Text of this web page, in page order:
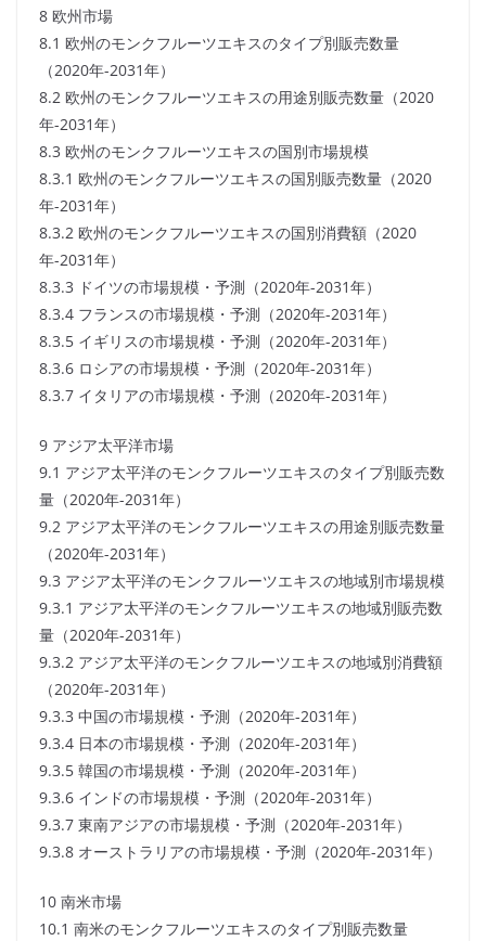
8 欧州市場
8.1 欧州のモンクフルーツエキスのタイプ別販売数量
（2020年-2031年）
8.2 欧州のモンクフルーツエキスの用途別販売数量（2020
年-2031年）
8.3 欧州のモンクフルーツエキスの国別市場規模
8.3.1 欧州のモンクフルーツエキスの国別販売数量（2020
年-2031年）
8.3.2 欧州のモンクフルーツエキスの国別消費額（2020
年-2031年）
8.3.3 ドイツの市場規模・予測（2020年-2031年）
8.3.4 フランスの市場規模・予測（2020年-2031年）
8.3.5 イギリスの市場規模・予測（2020年-2031年）
8.3.6 ロシアの市場規模・予測（2020年-2031年）
8.3.7 イタリアの市場規模・予測（2020年-2031年）
9 アジア太平洋市場
9.1 アジア太平洋のモンクフルーツエキスのタイプ別販売数
量（2020年-2031年）
9.2 アジア太平洋のモンクフルーツエキスの用途別販売数量
（2020年-2031年）
9.3 アジア太平洋のモンクフルーツエキスの地域別市場規模
9.3.1 アジア太平洋のモンクフルーツエキスの地域別販売数
量（2020年-2031年）
9.3.2 アジア太平洋のモンクフルーツエキスの地域別消費額
（2020年-2031年）
9.3.3 中国の市場規模・予測（2020年-2031年）
9.3.4 日本の市場規模・予測（2020年-2031年）
9.3.5 韓国の市場規模・予測（2020年-2031年）
9.3.6 インドの市場規模・予測（2020年-2031年）
9.3.7 東南アジアの市場規模・予測（2020年-2031年）
9.3.8 オーストラリアの市場規模・予測（2020年-2031年）
10 南米市場
10.1 南米のモンクフルーツエキスのタイプ別販売数量